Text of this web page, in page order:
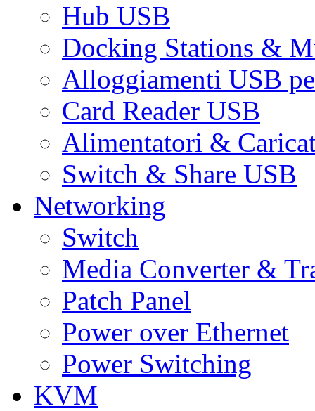
Hub USB
Docking Stations &
Alloggiamenti USB
Card Reader USB
Alimentatori &
Switch & Share USB
Networking
Switch
Media Converter &
Patch Panel
Power over Ethernet
Power Switching
KVM